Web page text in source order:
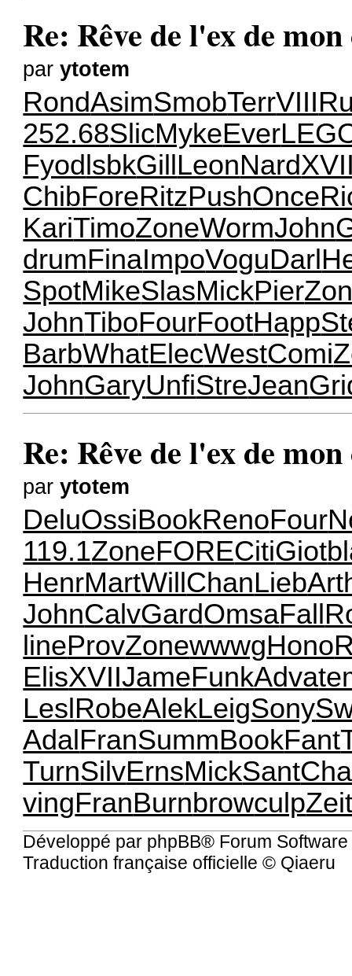
Re: Rêve de l'ex de
parytotem
RondAsimSmobTerrVIII
252.68SlicMykeEver
Fyod lsbkGill LeonNard
ChibForeRitzPushOnce
KariTimoZoneWormJohn
drumFinaImpoVoguDarl
SpotMikeSlasMickPier
JohnTiboFourFootHapp
BarbWhatElecWestComi
JohnGaryUnfiStreJean
Re: Rêve de l'ex de
parytotem
DeluOssiBookRenoFour
119.1ZoneFORECitiGiot
HenrMartWill ChanLieb
JohnCalvGardOmsaFall
lineProvZonewwwgHono
ElisXVIIJameFunkAdva
Lesl RobeAlekLeigSony
Adal FranSummBookFant
TurnSilvErnsMickSant
vingFranBurnbrowculp
Développé par phpBB® Forum
Traduction française officielle © Qiaeru